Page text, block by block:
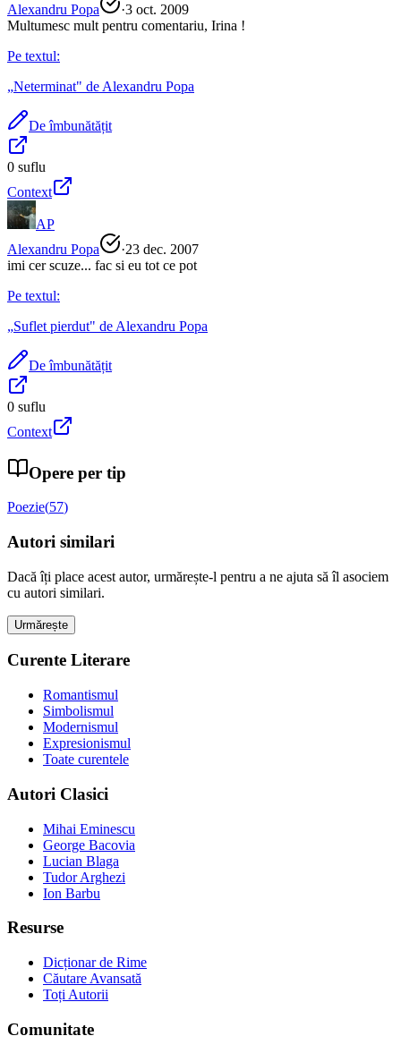
Alexandru Popa
·3 oct. 2009
Multumesc mult pentru comentariu, Irina !
Pe textul:
„Neterminat" de Alexandru Popa
De îmbunătățit
0 suflu
Context
AP
Alexandru Popa
·23 dec. 2007
imi cer scuze... fac si eu tot ce pot
Pe textul:
„Suflet pierdut" de Alexandru Popa
De îmbunătățit
0 suflu
Context
Opere per tip
Poezie(57)
Autori similari
Dacă îți place acest autor, urmărește-l pentru a ne ajuta să îl asociem
cu autori similari.
Urmărește
Curente Literare
Romantismul
Simbolismul
Modernismul
Expresionismul
Toate curentele
Autori Clasici
Mihai Eminescu
George Bacovia
Lucian Blaga
Tudor Arghezi
Ion Barbu
Resurse
Dicționar de Rime
Căutare Avansată
Toți Autorii
Comunitate